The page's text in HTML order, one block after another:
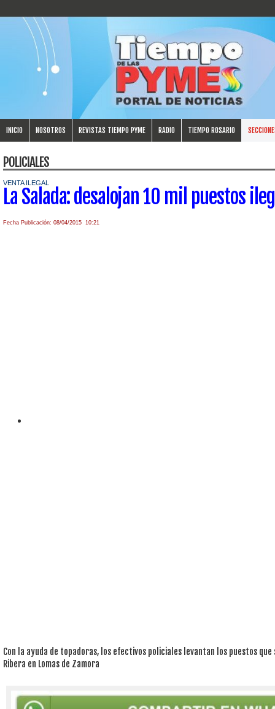
INICIO NOSOTROS REVISTAS TIEMPO PYME RADIO TIEMPO ROSARIO
POLICIALES
VENTA ILEGAL
La Salada: desalojan 10 mil puestos
Fecha Publicación: 08/04/2015 10:21
Con la ayuda de topadoras, los efectivos policiales levantan los puestos
Ribera en Lomas de Zamora